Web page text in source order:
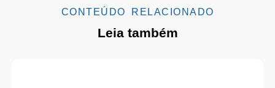
CONTEÚDO RELACIONADO
Leia também